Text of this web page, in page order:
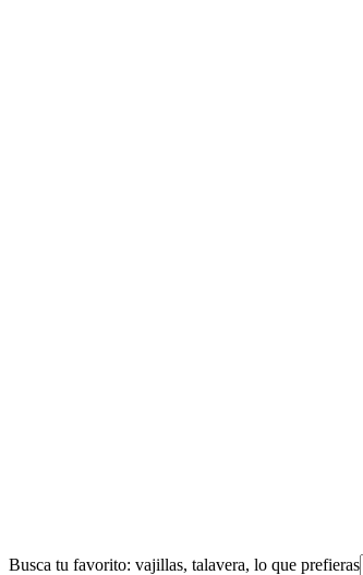
Busca tu favorito: vajillas, talavera, lo que prefieras